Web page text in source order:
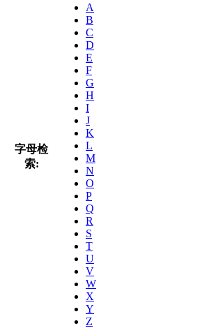
字母检
索:
A
B
C
D
E
F
G
H
I
J
K
L
M
N
O
P
Q
R
S
T
U
V
W
X
Y
Z